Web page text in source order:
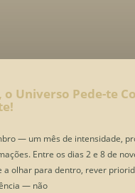
o Universo Pede-te
— um mês de intensidade,
Entre os dias 2 e 8 de
a olhar para dentro, rever
— não